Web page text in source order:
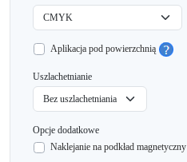
Aplikacja pod powierzchnią
Uszlachetnianie
Opcje dodatkowe
Naklejanie na podkład magnetyczny